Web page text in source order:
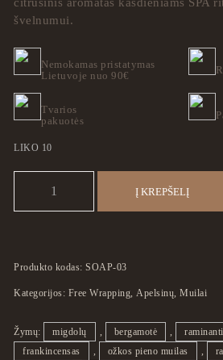
švelnumui.
Nemokamas pristatymas
Lietuvoje nuo 90€
Tvarios
pakuotės
LIKO 10
Į KREPŠELĮ
Produkto kodas:SOAP-03
Kategorijos: Free Wrapping Apelsinų ,Muilai
Žymų: migdolų bergamotė
frankincensas
ožkos pieno muilas